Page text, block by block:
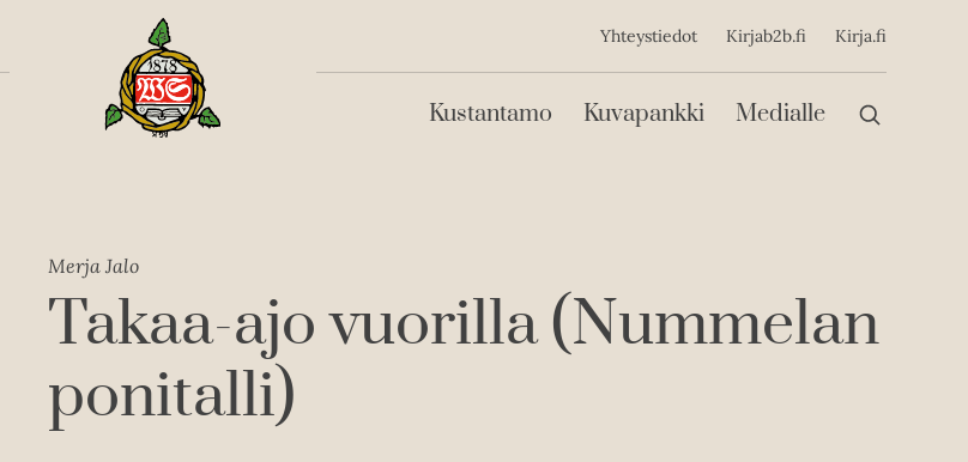
Yhteystiedot Kirjab2b.fi Kirja.fi
Päävalikko
Kustantamo Kuvapankki Medialle
Merja Jalo
Takaa-ajo vuorilla (Nummelan
ponitalli)